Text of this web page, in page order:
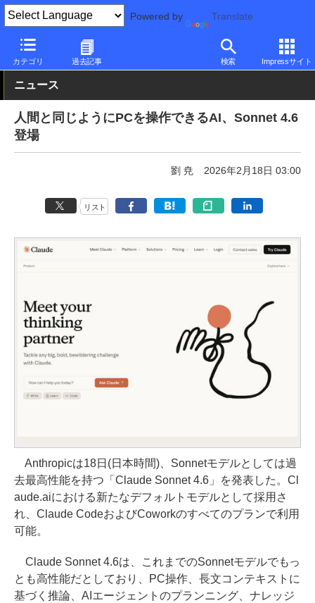
Powered by Translate
カテゴリ 過去記事 検索 Impressサイト
PC Watch 市場 AI
ニュース
人間と同じようにPCを操作できるAI、Sonnet 4.6
登場
劉 尭 2026年2月18日 03:00
リスト
Anthropicは18日(日本時間)、Sonnetモデルとしては過
去最高性能を持つ「Claude Sonnet 4.6」を発表した。Cl
aude.aiにおける新たなデフォルトモデルとして採用さ
れ、Claude CodeおよびCoworkのすべてのプランで利用
可能。
Claude Sonnet 4.6は、これまでのSonnetモデルでもっ
とも高性能だとしており、PC操作、長文コンテキストに
基づく推論、AIエージェントのプランニング、ナレッジ